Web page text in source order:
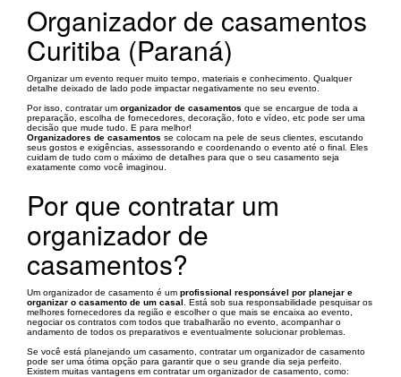
Organizador de casamentos
Curitiba (Paraná)
Organizar um evento requer muito tempo, materiais e conhecimento. Qualquer
detalhe deixado de lado pode impactar negativamente no seu evento.
Por isso, contratar um organizador de casamentos que se encargue de toda a
preparação, escolha de fornecedores, decoração, foto e vídeo, etc pode ser uma
decisão que mude tudo. E para melhor!
Organizadores de casamentos se colocam na pele de seus clientes, escutando
seus gostos e exigências, assessorando e coordenando o evento até o final. Eles
cuidam de tudo com o máximo de detalhes para que o seu casamento seja
exatamente como você imaginou.
Por que contratar um
organizador de
casamentos?
Um organizador de casamento é um profissional responsável por planejar e
organizar o casamento de um casal . Está sob sua responsabilidade pesquisar os
melhores fornecedores da região e escolher o que mais se encaixa ao evento,
negociar os contratos com todos que trabalharão no evento, acompanhar o
andamento de todos os preparativos e eventualmente solucionar problemas.
Se você está planejando um casamento, contratar um organizador de casamento
pode ser uma ótima opção para garantir que o seu grande dia seja perfeito.
Existem muitas vantagens em contratar um organizador de casamento, como: